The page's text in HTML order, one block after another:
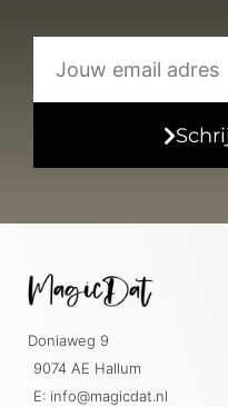
Doniaweg 9
9074 AE Hallum
E: info@magicdat.nl